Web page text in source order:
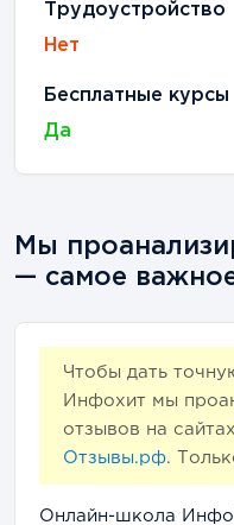
Трудоустройство
Нет
Бесплатные курсы
Да
Мы
— самое
Чтобы дать
Инфохит мы
отзывов на сайтах
Отзывы.рф.
Онлайн-школа